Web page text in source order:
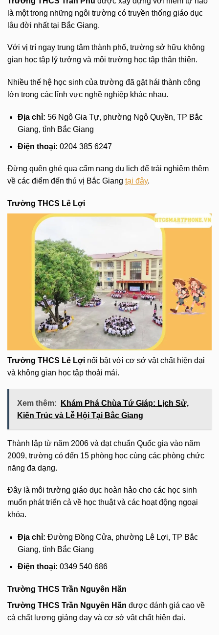
là một trong những ngôi trường có truyền thống giáo dục
lâu đời nhất tại Bắc Giang.
Với vị trí ngay trung tâm thành phố, trường sở hữu không
gian học tập lý tưởng và môi trường học tập thân thiện.
Nhiều thế hệ học sinh của trường đã gặt hái thành công
lớn trong các lĩnh vực nghề nghiệp khác nhau.
Địa chỉ: 56 Ngô Gia Tự, phường Ngô Quyền, TP Bắc
Giang, tỉnh Bắc Giang
Điện thoại: 0204 385 6247
Đừng quên ghé qua cẩm nang du lịch để trải nghiệm thêm
về các điểm đến thú vị Bắc Giang tại đây.
Trường THCS Lê Lợi
Trường THCS Lê Lợi nổi bật với cơ sở vật chất hiện đại
và không gian học tập thoải mái.
Xem thêm:
Khám Phá Chùa Tứ Giáp: Lịch Sử,
Kiến Trúc và Lễ Hội Tại Bắc Giang
Thành lập từ năm 2006 và đạt chuẩn Quốc gia vào năm
2009, trường có đến 15 phòng học cùng các phòng chức
năng đa dạng.
Đây là môi trường giáo dục hoàn hảo cho các học sinh
muốn phát triển cả về học thuật và các hoạt động ngoại
khóa.
Địa chỉ: Đường Đồng Cửa, phường Lê Lợi, TP Bắc
Giang, tỉnh Bắc Giang
Điện thoại: 0349 540 686
Trường THCS Trần Nguyên Hãn
Trường THCS Trần Nguyên Hãn được đánh giá cao về
cả chất lượng giảng dạy và cơ sở vật chất hiện đại.